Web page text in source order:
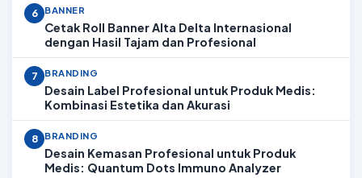
6 BANNER
Cetak Roll Banner Alta Delta Internasional
dengan Hasil Tajam dan Profesional
7 BRANDING
Desain Label Profesional untuk Produk Medis:
Kombinasi Estetika dan Akurasi
8 BRANDING
Desain Kemasan Profesional untuk Produk
Medis: Quantum Dots Immuno Analyzer